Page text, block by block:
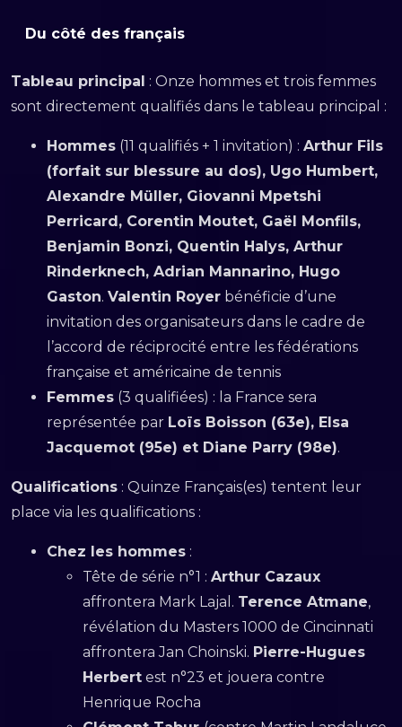
Du côté des français
Tableau principal : Onze hommes et trois femmes
sont directement qualifiés dans le tableau principal :
Hommes (11 qualifiés + 1 invitation) : Arthur Fils
(forfait sur blessure au dos), Ugo Humbert,
Alexandre Müller, Giovanni Mpetshi
Perricard, Corentin Moutet, Gaël Monfils,
Benjamin Bonzi, Quentin Halys, Arthur
Rinderknech, Adrian Mannarino, Hugo
Gaston. Valentin Royer bénéficie d’une
invitation des organisateurs dans le cadre de
l’accord de réciprocité entre les fédérations
française et américaine de tennis
Femmes (3 qualifiées) : la France sera
représentée par Loïs Boisson (63e), Elsa
Jacquemot (95e) et Diane Parry (98e).
Qualifications : Quinze Français(es) tentent leur
place via les qualifications :
Chez les hommes :
Tête de série n°1 : Arthur Cazaux
affrontera Mark Lajal. Terence Atmane,
révélation du Masters 1000 de Cincinnati
affrontera Jan Choinski. Pierre-Hugues
Herbert est n°23 et jouera contre
Henrique Rocha